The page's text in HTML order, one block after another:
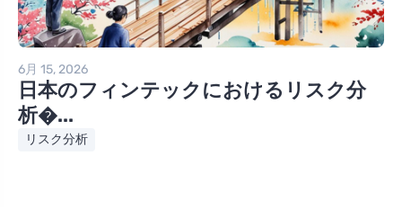
6月 15, 2026
日本のフィンテックにおけるリスク分
析�...
リスク分析